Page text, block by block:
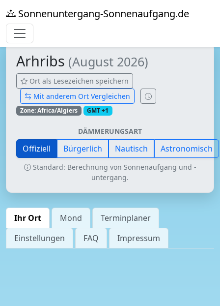
Sonnenuntergang-Sonnenaufgang.de
Arhribs (August 2026)
Ort als Lesezeichen speichern
Mit anderem Ort Vergleichen
Zone: Africa/Algiers GMT +1
DÄMMERUNGSART
Offiziell Bürgerlich Nautisch Astronomisch
Standard: Berechnung von Sonnenaufgang und -
untergang.
Ihr Ort Mond
Terminplaner
Einstellungen
FAQ Impressum